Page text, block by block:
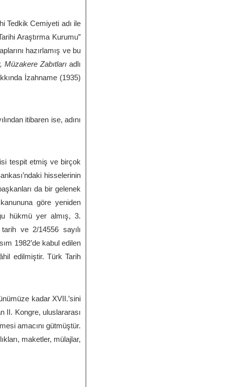
Tedkik Cemiyeti adı ile
Araştırma Kurumu”
hazırlamış ve bu
Zabıtları adlı
İzahname (1935)
itibaren ise, adını
tespit etmiş ve birçok
hisselerinin
da bir gelenek
göre yeniden
hükmü yer almış, 3.
ve 2/14556 sayılı
1982’de kabul edilen
edilmiştir. Türk Tarih
kadar XVII.’sini
II. Kongre, uluslararası
amacını gütmüştür.
maketler, mülajlar,